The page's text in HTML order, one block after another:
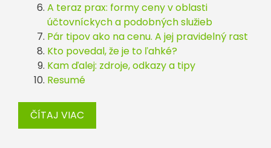
A teraz prax: formy ceny v oblasti
účtovníckych a podobných služieb
Pár tipov ako na cenu. A jej pravidelný rast
Kto povedal, že je to ľahké?
Kam ďalej: zdroje, odkazy a tipy
Resumé
ČÍTAJ VIAC